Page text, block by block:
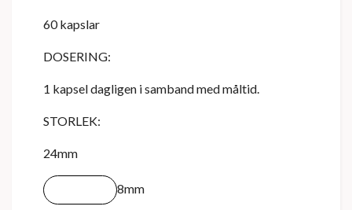
60 kapslar
DOSERING:
1 kapsel dagligen i samband med måltid.
STORLEK:
24mm
8mm